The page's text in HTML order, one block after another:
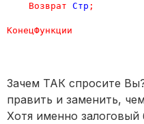
Возврат Стр ;
КонецФункции
Зачем ТАК спросите
править и заменить,
Хотя именно залоговый